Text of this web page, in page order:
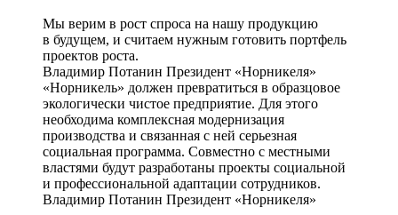
Мы верим в рост спроса на нашу продукцию
в будущем, и считаем нужным готовить портфель
проектов роста.
Владимир Потанин Президент «Норникеля»
«Норникель» должен превратиться в образцовое
экологически чистое предприятие. Для этого
необходима комплексная модернизация
производства и связанная с ней серьезная
социальная программа. Совместно с местными
властями будут разработаны проекты социальной
и профессиональной адаптации сотрудников.
Владимир Потанин Президент «Норникеля»